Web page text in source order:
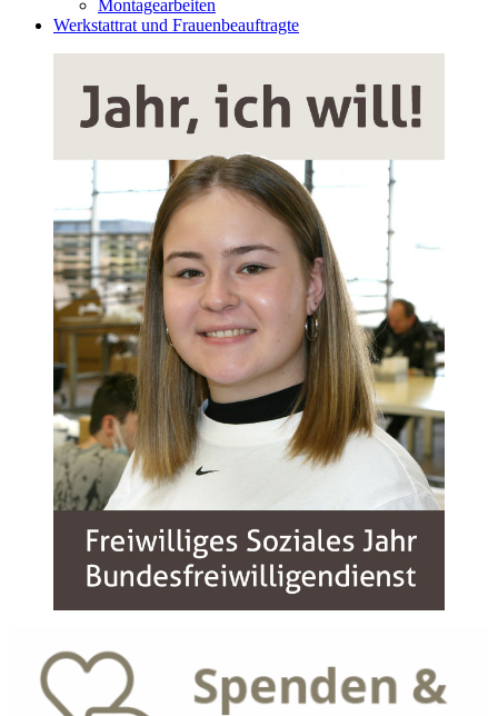
Montagearbeiten
Werkstattrat und Frauenbeauftragte